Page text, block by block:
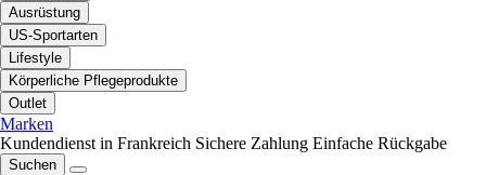
Ausrüstung
US-Sportarten
Lifestyle
Körperliche Pflegeprodukte
Outlet
Marken
Kundendienst in Frankreich Sichere Zahlung Einfache Rückgabe
Suchen